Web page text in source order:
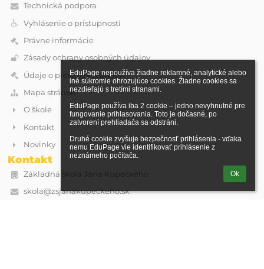
EduPage nepoužíva žiadne reklamné, analytické alebo
iné súkromie ohrozujúce cookies. Žiadne cookies sa
nezdieľajú s tretími stranami.
EduPage používa iba 2 cookie – jedno nevyhnutné pre
fungovanie prihlasovania. Toto je dočasné, po
zatvorení prehliadača sa odstráni.
Druhé cookie zvyšuje bezpečnosť prihlásenia - vďaka
nemu EduPage vie identifikovať prihlásenie z
neznámeho počítača.
Ok
Technická podpora
Vyhlásenie o prístupnosti
Právne informácie
Zásady ochrany osobných údajov
Údaje o prevádzkovateľovi
Mapa stránok
O škole
Kontakt
Novinky
Kontakt
Základná škola Jána Kupeckého
skola@zsjanakupeckeho.sk